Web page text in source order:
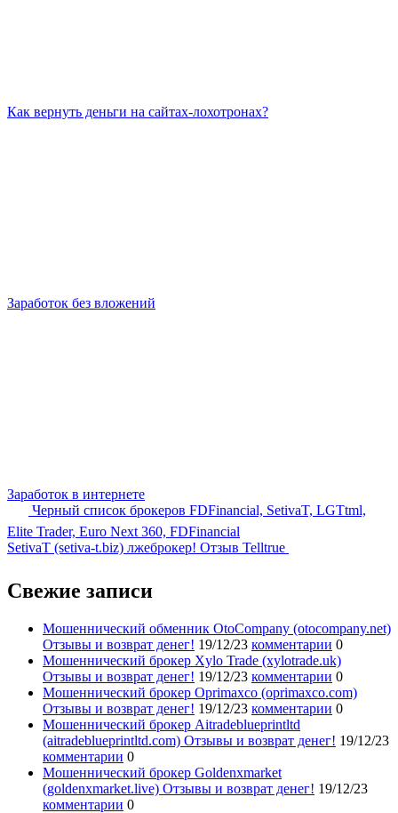
Как вернуть деньги на сайтах-лохотронах?
Заработок без вложений
Заработок в интернете
Черный список брокеров FDFinancial, SetivaT, LGTtml,
Elite Trader, Euro Next 360, FDFinancial
SetivaT (setiva-t.biz) лжеброкер! Отзыв Telltrue
Свежие записи
Мошеннический обменник OtoCompany (otocompany.net)
Отзывы и возврат денег! 19/12/23 комментарии 0
Мошеннический брокер Xylo Trade (xylotrade.uk)
Отзывы и возврат денег! 19/12/23 комментарии 0
Мошеннический брокер Oprimaxco (oprimaxco.com)
Отзывы и возврат денег! 19/12/23 комментарии 0
Мошеннический брокер Aitradeblueprintltd
(aitradeblueprintltd.com) Отзывы и возврат денег! 19/12/23
комментарии 0
Мошеннический брокер Goldenxmarket
(goldenxmarket.live) Отзывы и возврат денег! 19/12/23
комментарии 0